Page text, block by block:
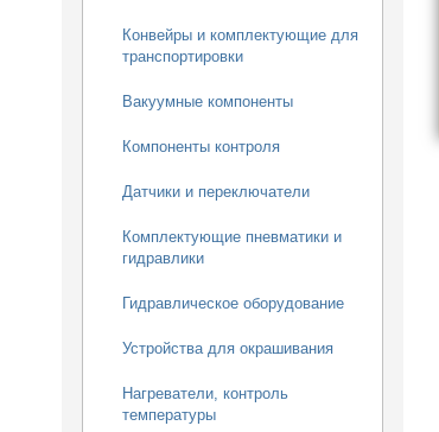
Конвейры и комплектующие для
транспортировки
Вакуумные компоненты
Компоненты контроля
Датчики и переключатели
Комплектующие пневматики и
гидравлики
Гидравлическое оборудование
Устройства для окрашивания
Нагреватели, контроль
температуры